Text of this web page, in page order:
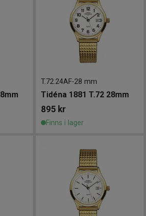
T.72.24AF-28 mm
Tidéna 1881 T.72 28mm
895 kr
Finns i lager